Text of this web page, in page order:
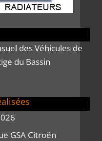
des Véhicules de
du Bassin
GSA Citroën